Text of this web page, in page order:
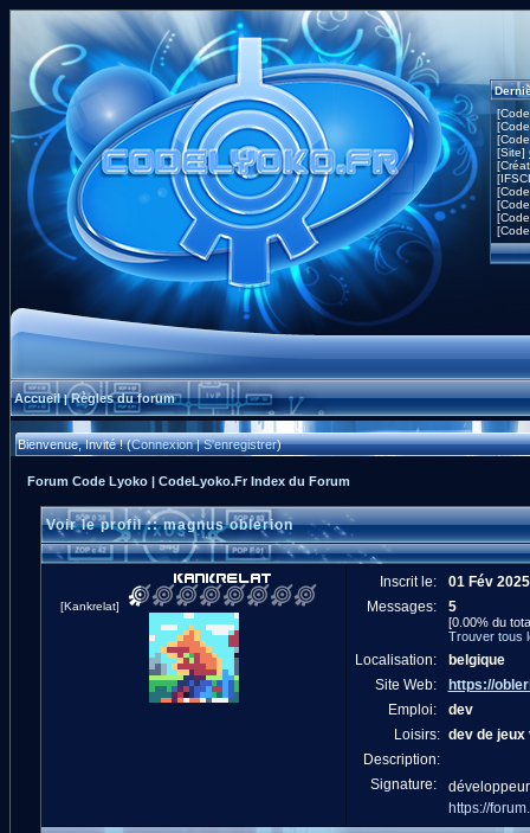
[Site]
Accueil|Règles du forum
Bienvenue, Invité ! (Connexion|S'enregistrer)
Forum Code Lyoko | CodeLyoko.Fr Index du Forum
Voir le profil :: magnus oblerion
[Kankrelat]
Inscrit le:
01 Fév 2025
Messages:
5
[0.00% du
Trouver tous
Localisation:
belgique
Site Web:
https://
Emploi:
dev
Loisirs: dev de jeux
Description:
Signature:
https://